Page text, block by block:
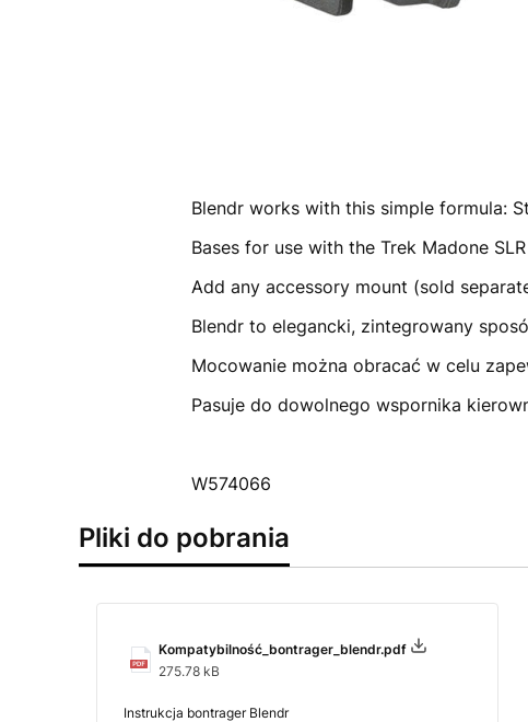
Blendr works with this simple formula:
Bases for use with the Trek Madone
Add any accessory mount (sold
Blendr to elegancki, zintegrowany
Mocowanie można obracać w celu
Pasuje do dowolnego wspornika
W574066
Pliki do pobrania
Kompatybilność_bontrager_blendr.pdf
275.78 kB
Instrukcja bontrager Blendr